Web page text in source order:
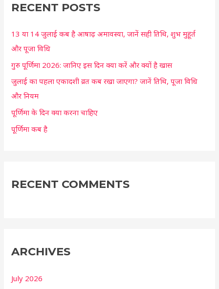
c
f
o
r
:
RECENT POSTS
13 या 14 जुलाई कब है आषाढ़ अमावस्या, जानें सही तिथि, शुभ मुहूर्त
और पूजा विधि
गुरु पूर्णिमा 2026: जानिए इस दिन क्या करें और क्यों है खास
जुलाई का पहला एकादशी व्रत कब रखा जाएगा? जानें तिथि, पूजा विधि
और नियम
पूर्णिमा के दिन क्या करना चाहिए
पूर्णिमा कब है
RECENT COMMENTS
ARCHIVES
July 2026